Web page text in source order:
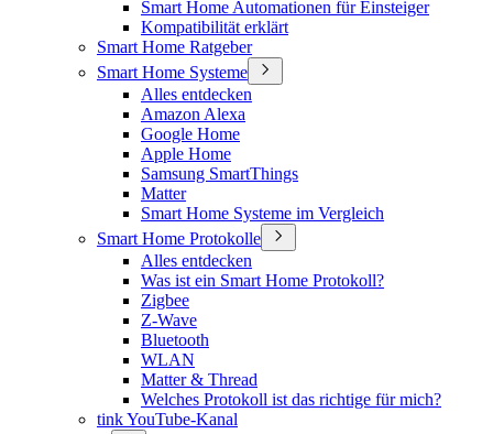
Smart Home Automationen für Einsteiger
Kompatibilität erklärt
Smart Home Ratgeber
Smart Home Systeme
Alles entdecken
Amazon Alexa
Google Home
Apple Home
Samsung SmartThings
Matter
Smart Home Systeme im Vergleich
Smart Home Protokolle
Alles entdecken
Was ist ein Smart Home Protokoll?
Zigbee
Z-Wave
Bluetooth
WLAN
Matter & Thread
Welches Protokoll ist das richtige für mich?
tink YouTube-Kanal